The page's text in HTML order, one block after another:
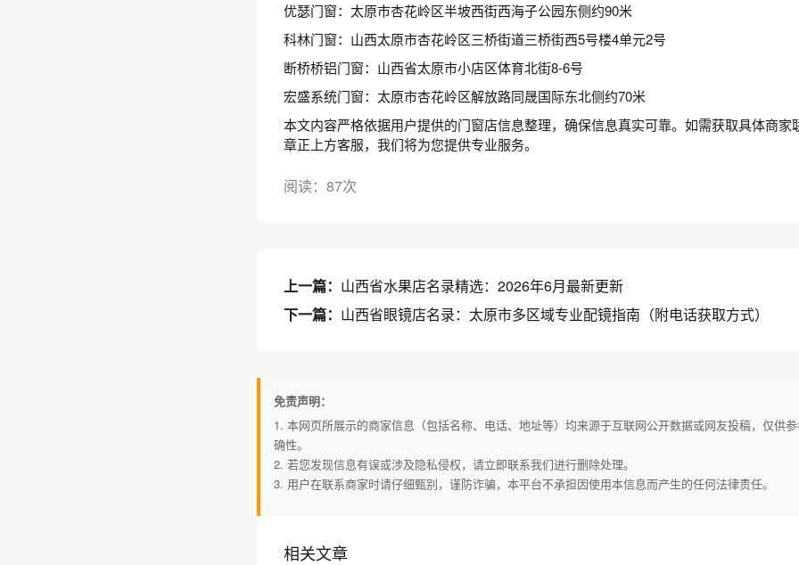
优瑟门窗：太原市杏花岭区半坡西街西海子公园东侧约90米
科林门窗：山西太原市杏花岭区三桥街道三桥街西5号楼4单元2号
断桥桥铝门窗：山西省太原市小店区体育北街8-6号
宏盛系统门窗：太原市杏花岭区解放路同晟国际东北侧约70米
本文内容严格依据用户提供的门窗店信息整理，确保信息真实可靠。如需获取具体商家
章正上方客服，我们将为您提供专业服务。
阅读：87次
上一篇： 山西省水果店名录精选：2026年6月最新更新
下一篇： 山西省眼镜店名录：太原市多区域专业配镜指南（附电话获取方式）
免责声明：
1. 本网页所展示的商家信息（包括名称、电话、地址等）均来源于互联网公开数据或网友投稿，仅供
确性。
2. 若您发现信息有误或涉及隐私侵权，请立即联系我们进行删除处理。
3. 用户在联系商家时请仔细甄别，谨防诈骗，本平台不承担因使用本信息而产生的任何法律责任。
相关文章